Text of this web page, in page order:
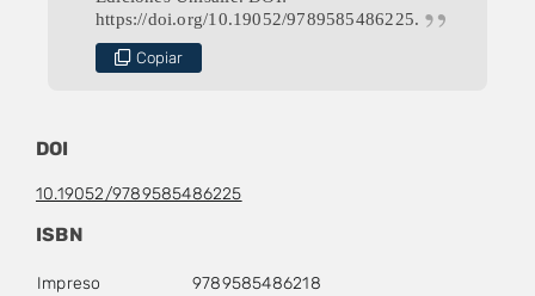
https://doi.org/10.19052/9789585486225.
Copiar
DOI
10.19052/9789585486225
ISBN
Impreso
9789585486218